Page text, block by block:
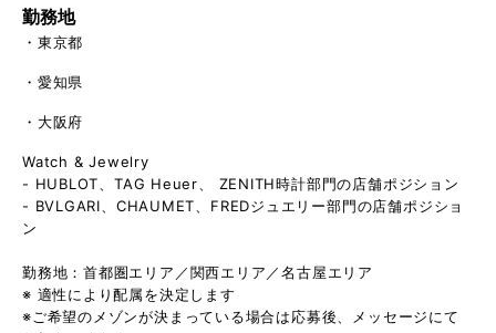
勤務地
東京都
愛知県
大阪府
Watch & Jewelry
- HUBLOT、TAG Heuer、 ZENITH時計部門の店舗ポジション
- BVLGARI、CHAUMET、FREDジュエリー部門の店舗ポジショ
ン
勤務地：首都圏エリア／関西エリア／名古屋エリア
※ 適性により配属を決定します
※ご希望のメゾンが決まっている場合は応募後、メッセージにて